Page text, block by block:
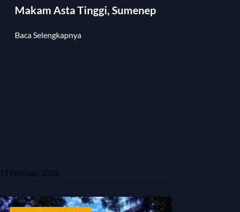
Makam Asta Tinggi, Sumenep
Baca Selengkapnya
19 Februari 2026